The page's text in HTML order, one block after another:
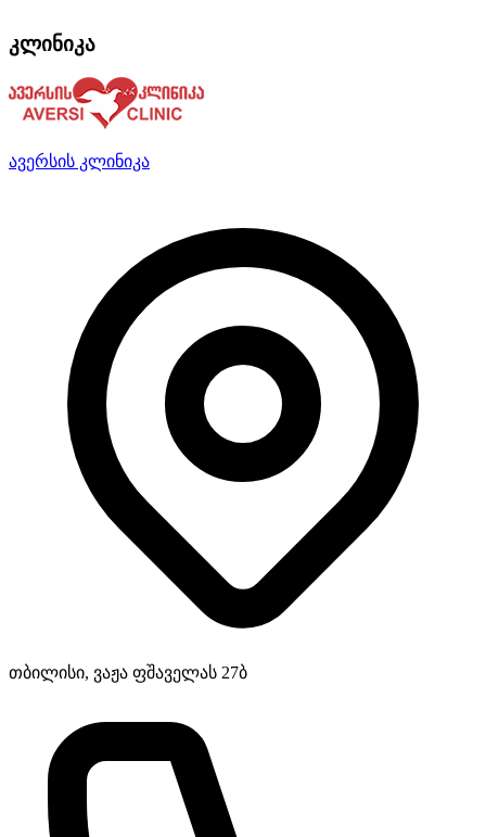
კლინიკა
ავერსის კლინიკა
თბილისი, ვაჟა ფშაველას 27ბ